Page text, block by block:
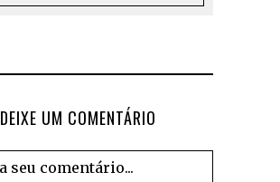
DEIXE UM COMENTÁRIO